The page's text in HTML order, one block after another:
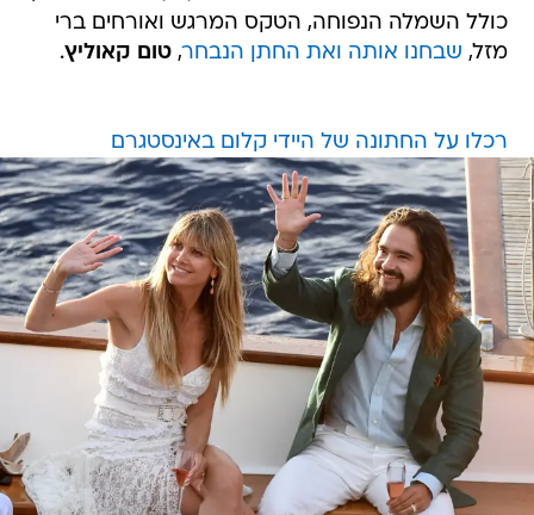
כולל השמלה הנפוחה, הטקס המרגש ואורחים ברי
מזל, שבחנו אותה ואת החתן הנבחר,טום קאוליץ.
רכלו על החתונה של היידי קלום באינסטגרם